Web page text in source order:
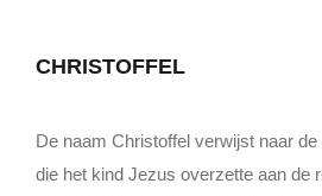
CHRISTOFFEL
De naam Christoffel verwijst naar
die het kind Jezus overzette aan de